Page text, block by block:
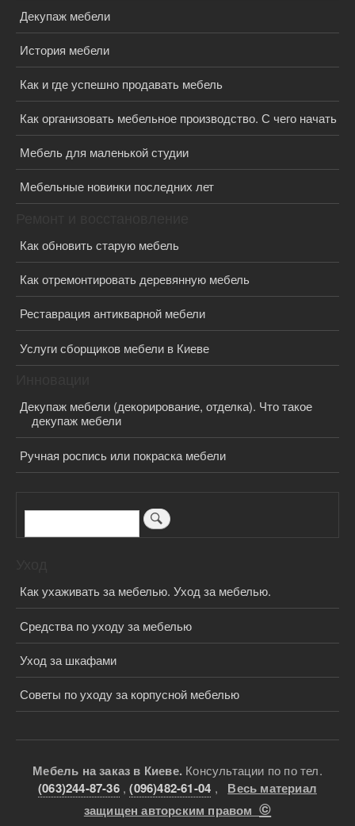
Декупаж мебели
История мебели
Как и где успешно продавать мебель
Как организовать мебельное производство. С чего начать
Мебель для маленькой студии
Мебельные новинки последних лет
Как обновить старую мебель
Как отремонтировать деревянную мебель
Реставрация антикварной мебели
Услуги сборщиков мебели в Киеве
Декупаж мебели (декорирование, отделка). Что такое
декупаж мебели
Ручная роспись или покраска мебели
Поиск
Как ухаживать за мебелью. Уход за мебелью.
Средства по уходу за мебелью
Уход за шкафами
Советы по уходу за корпусной мебелью
Мебель на заказ в Киеве. Консультации по по тел.
(063)244-87-36 ,(096)482-61-04 , Весь материал
защищен авторским правом ©